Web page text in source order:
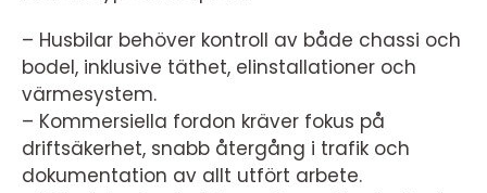
– Husbilar behöver kontroll av både chassi och
bodel, inklusive täthet, elinstallationer och
värmesystem.
– Kommersiella fordon kräver fokus på
driftsäkerhet, snabb återgång i trafik och
dokumentation av allt utfört arbete.